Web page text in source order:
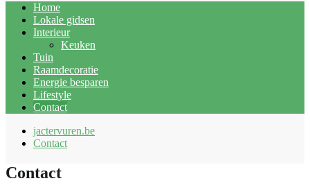
Home
Lokale gidsen
Interieur
Keuken
Tuin
Raamdecoratie
Energie besparen
Lifestyle
Contact
jactervuren.be
Contact
Contact